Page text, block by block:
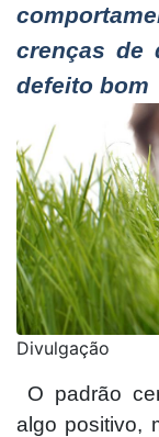
crenças de
defeito bom
Divulgação
O padrão
algo positivo,